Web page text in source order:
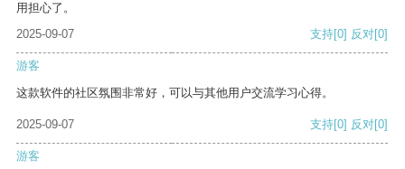
用担心了。
2025-09-07
支持[0] 反对[0]
游客
这款软件的社区氛围非常好，可以与其他用户交流学习心得。
2025-09-07 支持[0] 反对[0]
游客